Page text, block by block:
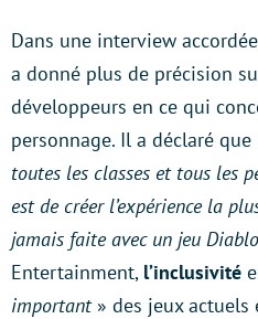
Dans une interview
a donné plus de précision
développeurs en ce qui
personnage. Il a déclaré
toutes les classes et tous les
est de créer l’expérience la
jamais faite avec un jeu Diablo
Entertainment, l’inclusivité
important» des jeux actuels